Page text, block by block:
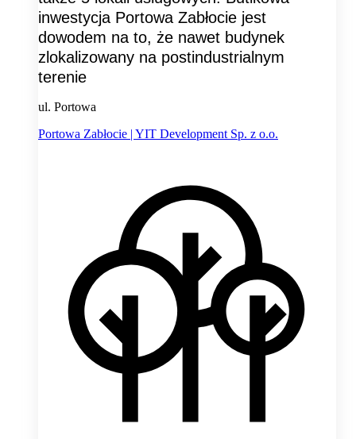
inwestycja Portowa Zabłocie jest
dowodem na to, że nawet budynek
zlokalizowany na postindustrialnym
terenie
ul. Portowa
Portowa Zabłocie | YIT Development Sp. z o.o.